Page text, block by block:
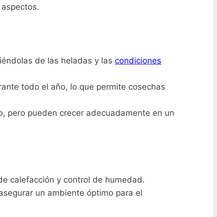
de las heladas y las condiciones
todo el año, lo que permite cosechas
pero pueden crecer adecuadamente en un
calefacción y control de humedad.
un ambiente óptimo para el